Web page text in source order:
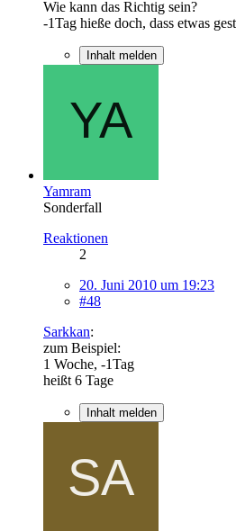
Wie kann das Richtig sein?
-1Tag hieße doch, dass etwas
Inhalt melden
Yamram
Sonderfall
Reaktionen
2
20. Juni 2010 um 19:23
#48
Sarkkan:
zum Beispiel:
1 Woche, -1Tag
heißt 6 Tage
Inhalt melden